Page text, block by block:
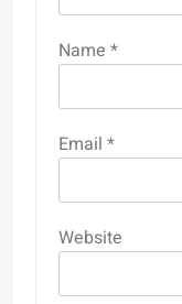
Name *
Email *
Website